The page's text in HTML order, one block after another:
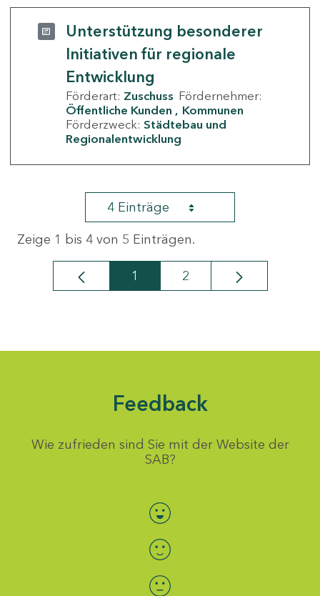
Unterstützung besonderer
Initiativen für regionale
Entwicklung
Förderart: Zuschuss Fördernehmer:
Öffentliche Kunden
Kommunen
Förderzweck: Städtebau und
Regionalentwicklung
4 Einträge
Zeige 1 bis 4 von 5 Einträgen.
Seite
1 Seite
2
Feedback
Wie zufrieden sind Sie mit der Website der
SAB?
Bewertung auswählen